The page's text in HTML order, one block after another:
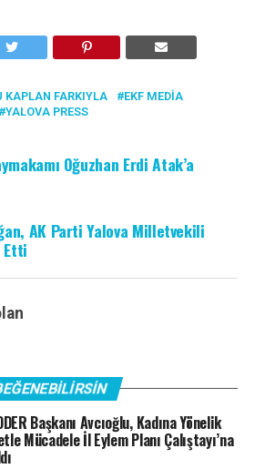
KAPLAN FARKIYLA
EKF MEDIA
YALOVA PRESS
Oğuzhan Erdi Atak’a
AK Parti Yalova Milletvekili
Etti
Başkanı Avcıoğlu, Kadına Yönelik
Mücadele İl Eylem Planı Çalıştayı’na